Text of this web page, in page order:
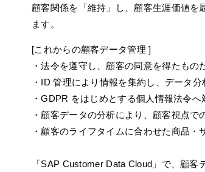
顧客関係を「維持」し、顧客生涯価値を
ます。
[これからの顧客データ管理 ]
・法令を遵守し、顧客の同意を得たもの
・ID 管理により情報を集約し、データ分
・GDPR をはじめとする個人情報法令へ
・顧客データの分析により、顧客視点で
・顧客のライフタイムに合わせた商品・
「SAP Customer Data Cloud」で、顧